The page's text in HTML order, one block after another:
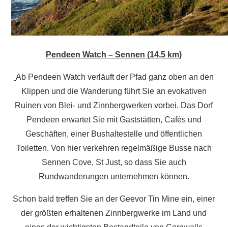
Pendeen Watch – Sennen (14,5 km)
Ab Pendeen Watch verläuft der Pfad ganz oben an den
Klippen und die Wanderung führt Sie an evokativen
Ruinen von Blei- und Zinnbergwerken vorbei. Das Dorf
Pendeen erwartet Sie mit Gaststätten, Cafés und
Geschäften, einer Bushaltestelle und öffentlichen
Toiletten. Von hier verkehren regelmäßige Busse nach
Sennen Cove, St Just, so dass Sie auch
Rundwanderungen unternehmen können.
Schon bald treffen Sie an der Geevor Tin Mine ein, einer
der größten erhaltenen Zinnbergwerke im Land und